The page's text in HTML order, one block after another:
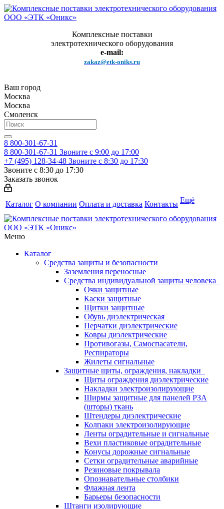
Комплексные поставки
электротехнического оборудования
e-mail:
zakaz@etk-oniks.ru
Ваш город
Москва
Москва
Смоленск
8 800-301-67-31
8 800-301-67-31 Звоните с 9:00 до 17:00
+7 (495) 128-34-48 Звоните с 8:30 до 17:30
Звоните с 8:30 до 17:30
Заказать звонок
Каталог О компании Оплата и доставка Контакты Ещё
Меню
Каталог
Средства защиты и безопасности
Заземления переносные
Средства индивидуальной защиты человека
Очки защитные
Каски защитные
Щитки защитные
Обувь диэлектрическая
Перчатки диэлектрические
Ковры диэлектрические
Противогазы, Самоспасатели,
Респираторы
Жилеты сигнальные
Защитные щиты, ограждения, накладки
Щиты ограждения диэлектрические
Накладки электроизолирующие
Ширмы защитные для панелей РЗА
(шторы) ткань
Штендеры диэлектрические
Колпаки электроизолирующие
Ленты оградительные и сигнальные
Вехи пластиковые оградительные
Конусы дорожные сигнальные
Сетки оградительные аварийные
Резиновые покрывала
Опознавательные столбики
Флажная лента
Барьеры безопасности
Штанги изолирующие